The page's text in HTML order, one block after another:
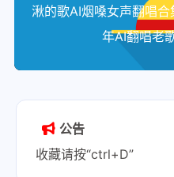
湫的歌AI烟嗓女声翻唱
年AI翻唱老
公告
收藏请按“ctrl+D”